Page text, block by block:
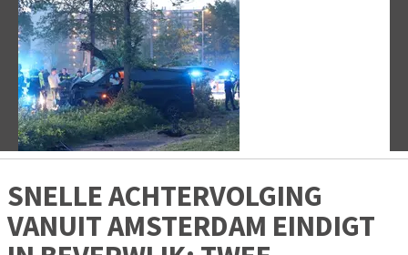
Vorige
SNELLE ACHTERVOLGING
VANUIT AMSTERDAM EINDIGT